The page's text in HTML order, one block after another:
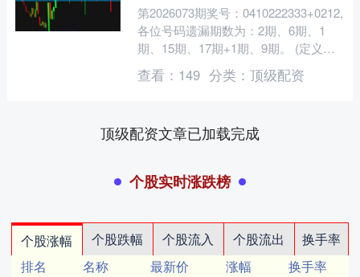
第2026073期奖号：0410222333+0212,
各位号码遗漏期数为：2期、6期、1
期、15期、17期+1期、9期。 (定义：
遗漏0-3期的号码为热码，遗....
查看： 149 分类： 顶级配资
顶级配资文章已加载完成
个股实时涨跌榜
个股涨幅 个股跌幅 个股流入 个股流出
换手率
排名
名称 最新价 涨幅
换手率